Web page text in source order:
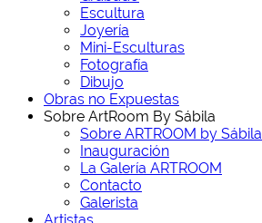
Escultura
Joyería
Mini-Esculturas
Fotografía
Dibujo
Obras no Expuestas
Sobre ArtRoom By Sábila
Sobre ARTROOM by Sábila
Inauguración
La Galería ARTROOM
Contacto
Galerista